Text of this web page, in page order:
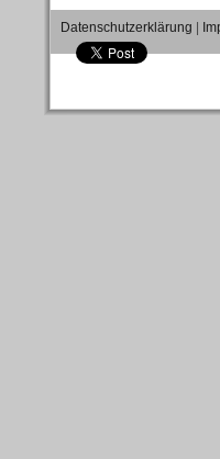
Datenschutzerklärung